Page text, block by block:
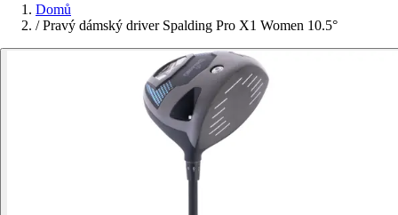
Domů
/ Pravý dámský driver Spalding Pro X1 Women 10.5°